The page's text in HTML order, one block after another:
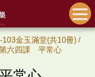
103金玉滿堂(共10冊) /
六四課 平常心